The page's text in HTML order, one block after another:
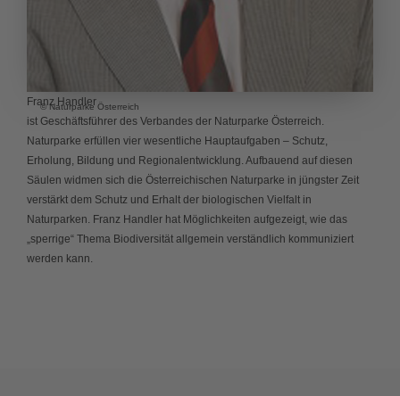
© Naturparke Österreich
Franz Handler
ist Geschäftsführer des Verbandes der Naturparke Österreich.
Naturparke erfüllen vier wesentliche Hauptaufgaben – Schutz,
Erholung, Bildung und Regionalentwicklung. Aufbauend auf diesen
Säulen widmen sich die Österreichischen Naturparke in jüngster Zeit
verstärkt dem Schutz und Erhalt der biologischen Vielfalt in
Naturparken. Franz Handler hat Möglichkeiten aufgezeigt, wie das
„sperrige“ Thema Biodiversität allgemein verständlich kommuniziert
werden kann.